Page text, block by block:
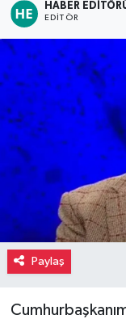
HABER
EDITÖR
Paylaş